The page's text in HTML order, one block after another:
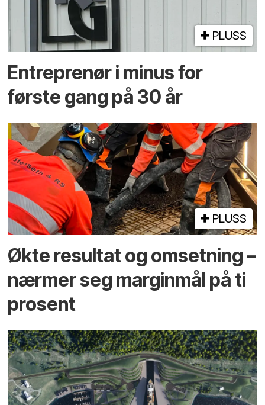
PLUSS
Entreprenør i minus for
første gang på 30 år
PLUSS
Økte resultat og omsetning –
nærmer seg marginmål på ti
prosent